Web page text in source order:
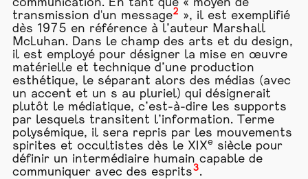
communication. En tant que « moyen de
transmission d'un message2
», il est exemplifié
dès 1975 en référence à l’auteur Marshall
McLuhan. Dans le champ des arts et du design,
il est employé pour désigner la mise en œuvre
matérielle et technique d’une production
esthétique, le séparant alors des médias (avec
un accent et un s au pluriel) qui désignerait
plutôt le médiatique, c’est-à-dire les supports
par lesquels transitent l’information. Terme
polysémique, il sera repris par les mouvements
spirites et occultistes dès le XIXe
siècle pour
définir un intermédiaire humain capable de
communiquer avec des esprits3.